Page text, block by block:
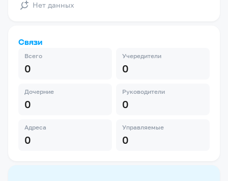
Нет данных
Связи
Всего
0
Учередители
0
Дочерние
0
Руководители
0
Адреса
0
Управляемые
0